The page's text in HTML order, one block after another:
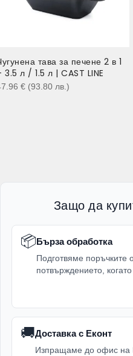
тава за печене 2 в 1
3.5 л / 1.5 л | CAST LINE
€ (93.80 лв.)
Защо да
📦Бърза обработка
Подготвяме поръчките
потвърждението,
🚚Доставка с Еконт
Изпращаме до офис на